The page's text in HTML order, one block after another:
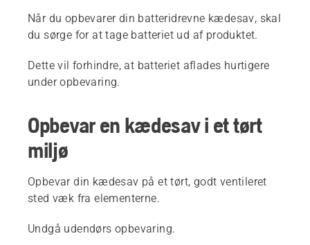
Når du opbevarer din batteridrevne kædesav, skal
du sørge for at tage batteriet ud af produktet.
Dette vil forhindre, at batteriet aflades hurtigere
under opbevaring.
Opbevar en kædesav i et tørt
miljø
Opbevar din kædesav på et tørt, godt ventileret
sted væk fra elementerne.
Undgå udendørs opbevaring.